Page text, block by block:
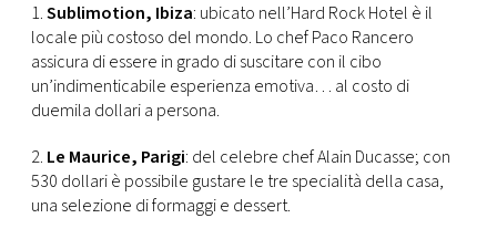
1.Sublimotion, Ibiza: ubicato nell’Hard Rock Hotel è il
locale più costoso del mondo. Lo chef Paco Rancero
assicura di essere in grado di suscitare con il cibo
un’indimenticabile esperienza emotiva… al costo di
duemila dollari a persona.
2. Le Maurice, Parigi: del celebre chef Alain Ducasse; con
530 dollari è possibile gustare le tre specialità della casa,
una selezione di formaggi e dessert.